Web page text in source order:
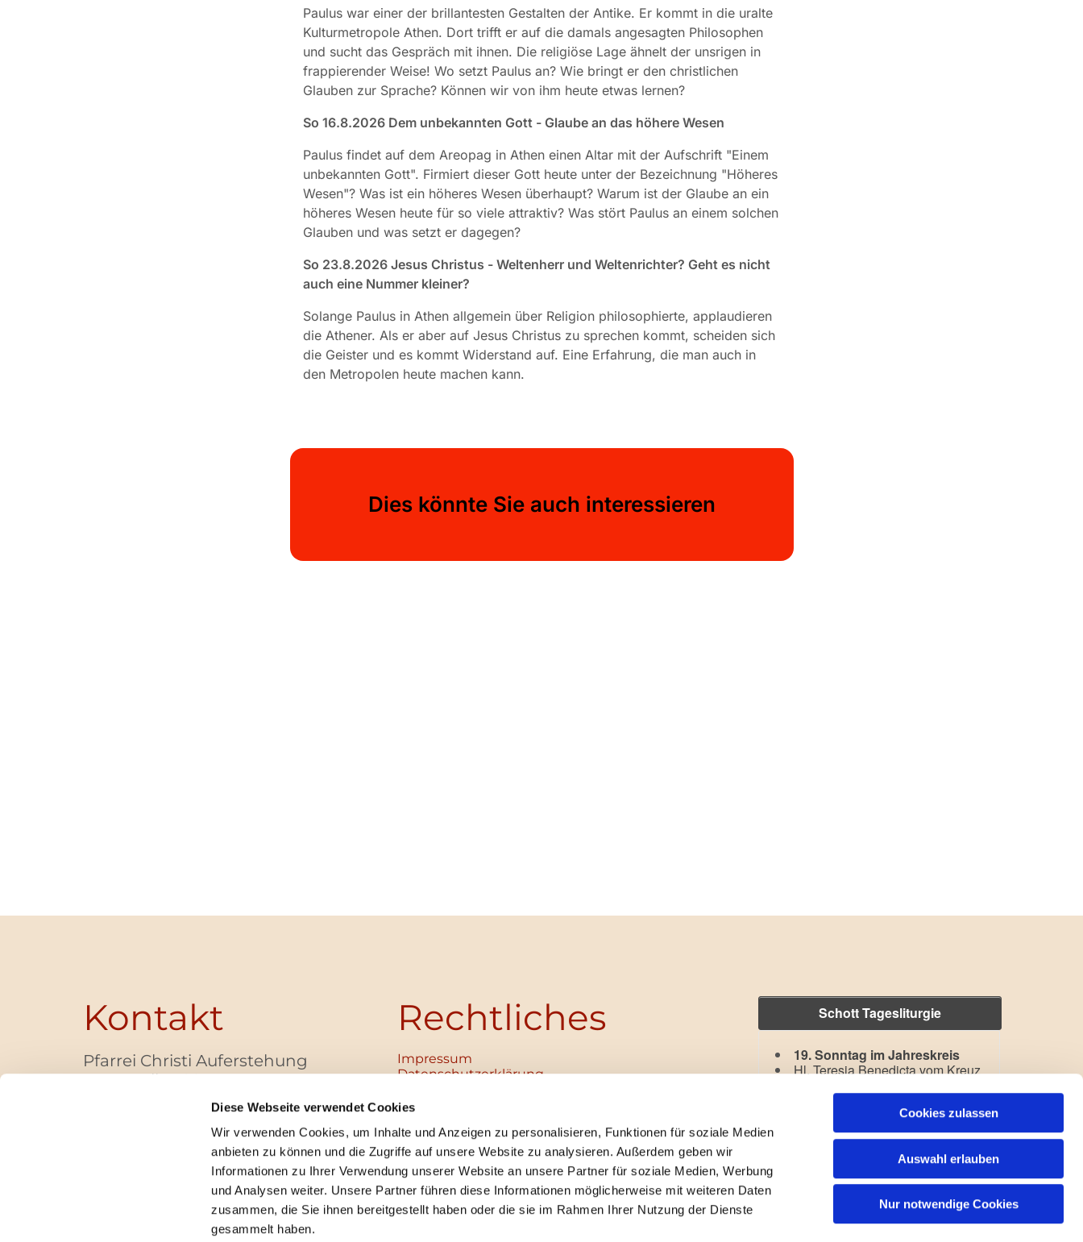
Diese Webseite verwendet Cookies
Wir verwenden Cookies, um Inhalte und Anzeigen zu personalisieren, Funktionen für soziale Medien
anbieten zu können und die Zugriffe auf unsere Website zu analysieren. Außerdem geben wir
Informationen zu Ihrer Verwendung unserer Website an unsere Partner für soziale Medien, Werbung
und Analysen weiter. Unsere Partner führen diese Informationen möglicherweise mit weiteren Daten
zusammen, die Sie ihnen bereitgestellt haben oder die sie im Rahmen Ihrer Nutzung der Dienste
gesammelt haben.
Cookies zulassen
Auswahl erlauben
Nur notwendige Cookies
Paulus war einer der brillantesten Gestalten der Antike. Er kommt in die uralte
Kulturmetropole Athen. Dort trifft er auf die damals angesagten Philosophen
und sucht das Gespräch mit ihnen. Die religiöse Lage ähnelt der unsrigen in
frappierender Weise! Wo setzt Paulus an? Wie bringt er den christlichen
Glauben zur Sprache? Können wir von ihm heute etwas lernen?
So 16.8.2026 Dem unbekannten Gott - Glaube an das höhere Wesen
Paulus findet auf dem Areopag in Athen einen Altar mit der Aufschrift "Einem
unbekannten Gott". Firmiert dieser Gott heute unter der Bezeichnung "Höheres
Wesen"? Was ist ein höheres Wesen überhaupt? Warum ist der Glaube an ein
höheres Wesen heute für so viele attraktiv? Was stört Paulus an einem solchen
Glauben und was setzt er dagegen?
So 23.8.2026 Jesus Christus - Weltenherr und Weltenrichter? Geht es nicht
auch eine Nummer kleiner?
Solange Paulus in Athen allgemein über Religion philosophierte, applaudieren
die Athener. Als er aber auf Jesus Christus zu sprechen kommt, scheiden sich
die Geister und es kommt Widerstand auf. Eine Erfahrung, die man auch in
den Metropolen heute machen kann.
Dies könnte Sie auch interessieren
Kontakt
Pfarrei Christi Auferstehung
Bayernallee 28
+49 (0)30 / 30 00 03 -40
pfarrbuero@christi-auferstehung.net
IBAN DE62 3706 0193 6006 9310 04
Rechtliches
Impressum
Datenschutz­erklärung
Institutionelles Schutzkonzept
Unabhängige Ansprechpersonen
Digitales Hinweisgebersystem
Schott Tagesliturgie
19. Sonntag im Jahreskreis
Hl. Teresia Benedicta vom Kreuz
Impressum ChurchDesk-Login